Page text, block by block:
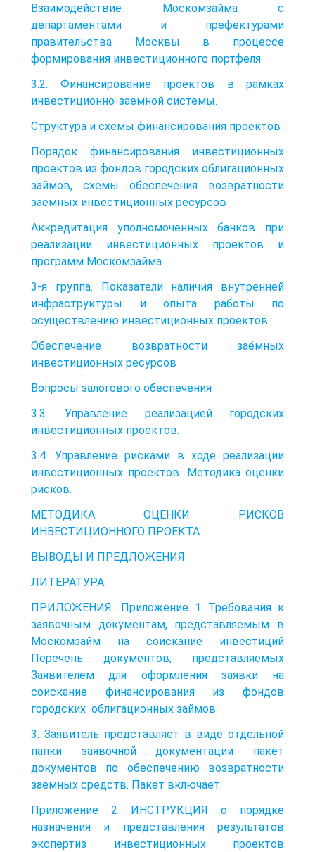
Взаимодействие Москомзайма с
департаментами и префектурами
правительства Москвы в процессе
формирования инвестиционного портфеля
3.2. Финансирование проектов в рамках
инвестиционно-заемной системы.
Структура и схемы финансирования проектов
Порядок финансирования инвестиционных
проектов из фондов городских облигационных
займов, схемы обеспечения возвратности
заёмных инвестиционных ресурсов
Аккредитация уполномоченных банков при
реализации инвестиционных проектов и
программ Москомзайма
3-я группа. Показатели наличия внутренней
инфраструктуры и опыта работы по
осуществлению инвестиционных проектов.
Обеспечение возвратности заёмных
инвестиционных ресурсов
Вопросы залогового обеспечения
3.3. Управление реализацией городских
инвестиционных проектов.
3.4. Управление рисками в ходе реализации
инвестиционных проектов. Методика оценки
рисков.
МЕТОДИКА ОЦЕНКИ РИСКОВ
ИНВЕСТИЦИОННОГО ПРОЕКТА
ВЫВОДЫ И ПРЕДЛОЖЕНИЯ.
ЛИТЕРАТУРА.
ПРИЛОЖЕНИЯ. Приложение 1 Требования к
заявочным документам, представляемым в
Москомзайм на соискание инвестиций
Перечень документов, представляемых
Заявителем для оформления заявки на
соискание финансирования из фондов
городских облигационных займов:
3. Заявитель представляет в виде отдельной
папки заявочной документации пакет
документов по обеспечению возвратности
заемных средств. Пакет включает:
Приложение 2 ИНСТРУКЦИЯ о порядке
назначения и представления результатов
экспертиз инвестиционных проектов